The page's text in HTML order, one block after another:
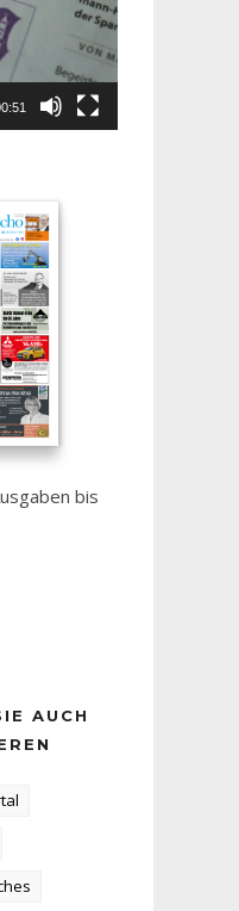
bis
AUCH